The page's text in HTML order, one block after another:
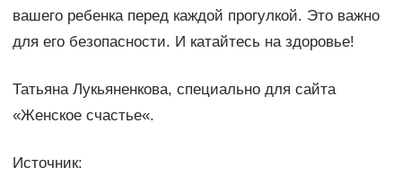
вашего ребенка перед каждой прогулкой. Это важно
для его безопасности. И катайтесь на здоровье!
Татьяна Лукьяненкова, специально для сайта
«Женское счастье«.
Источник: